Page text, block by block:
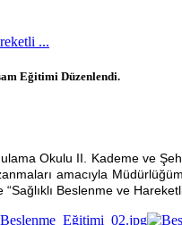
...
Eğitimi Düzenlendi.
Okulu II. Kademe ve
amacıyla
Beslenme ve